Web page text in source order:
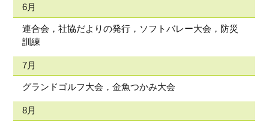
6月
連合会，社協だよりの発行，ソフトバレー大会，防災
訓練
7月
グランドゴルフ大会，金魚つかみ大会
8月